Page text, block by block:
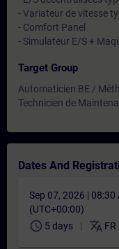
- Variateur de vitesse
- Comfort Panel
- Simulateur E/S +
Target Group
Automaticien BE /
Technicien de
Dates And
Sep 07, 2026 | 08:30
(UTC+00:00)
schedule 5 days translate FR